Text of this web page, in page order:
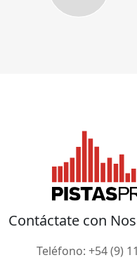
Contáctate con
Teléfono: +54 (9)